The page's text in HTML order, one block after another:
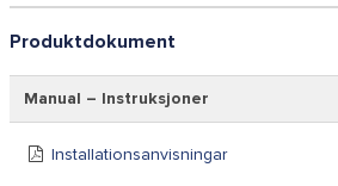
Produktdokument
Manual – Instruksjoner
Installationsanvisningar